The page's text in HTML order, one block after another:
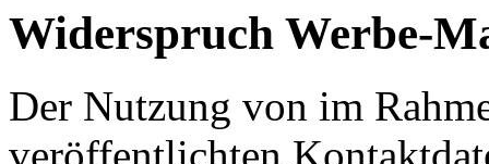
Widerspruch Werbe-
Der Nutzung von im